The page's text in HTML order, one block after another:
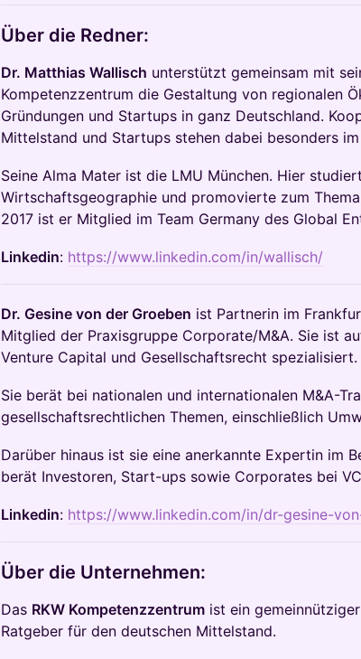
Über die Redner:
Dr. Matthias Wallisch unterstützt gemeinsam mit
Kompetenzzentrum die Gestaltung von regionalen
Gründungen und Startups in ganz Deutschland.
Mittelstand und Startups stehen dabei besonders im
Seine Alma Mater ist die LMU München. Hier
Wirtschaftsgeographie und promovierte zum Thema
2017 ist er Mitglied im Team Germany des Global
Linkedin: https://www.linkedin.com/in/wallisch/
Dr. Gesine von der Groeben ist Partnerin im
Mitglied der Praxisgruppe Corporate/M&A. Sie ist
Venture Capital und Gesellschaftsrecht spezialisiert.
Sie berät bei nationalen und internationalen M&A-
gesellschaftsrechtlichen Themen, einschließlich
Darüber hinaus ist sie eine anerkannte Expertin im
berät Investoren, Start-ups sowie Corporates bei
Linkedin: https://www.linkedin.com/in/dr-gesine-
Über die Unternehmen:
Das RKW Kompetenzzentrum ist ein
Ratgeber für den deutschen Mittelstand.